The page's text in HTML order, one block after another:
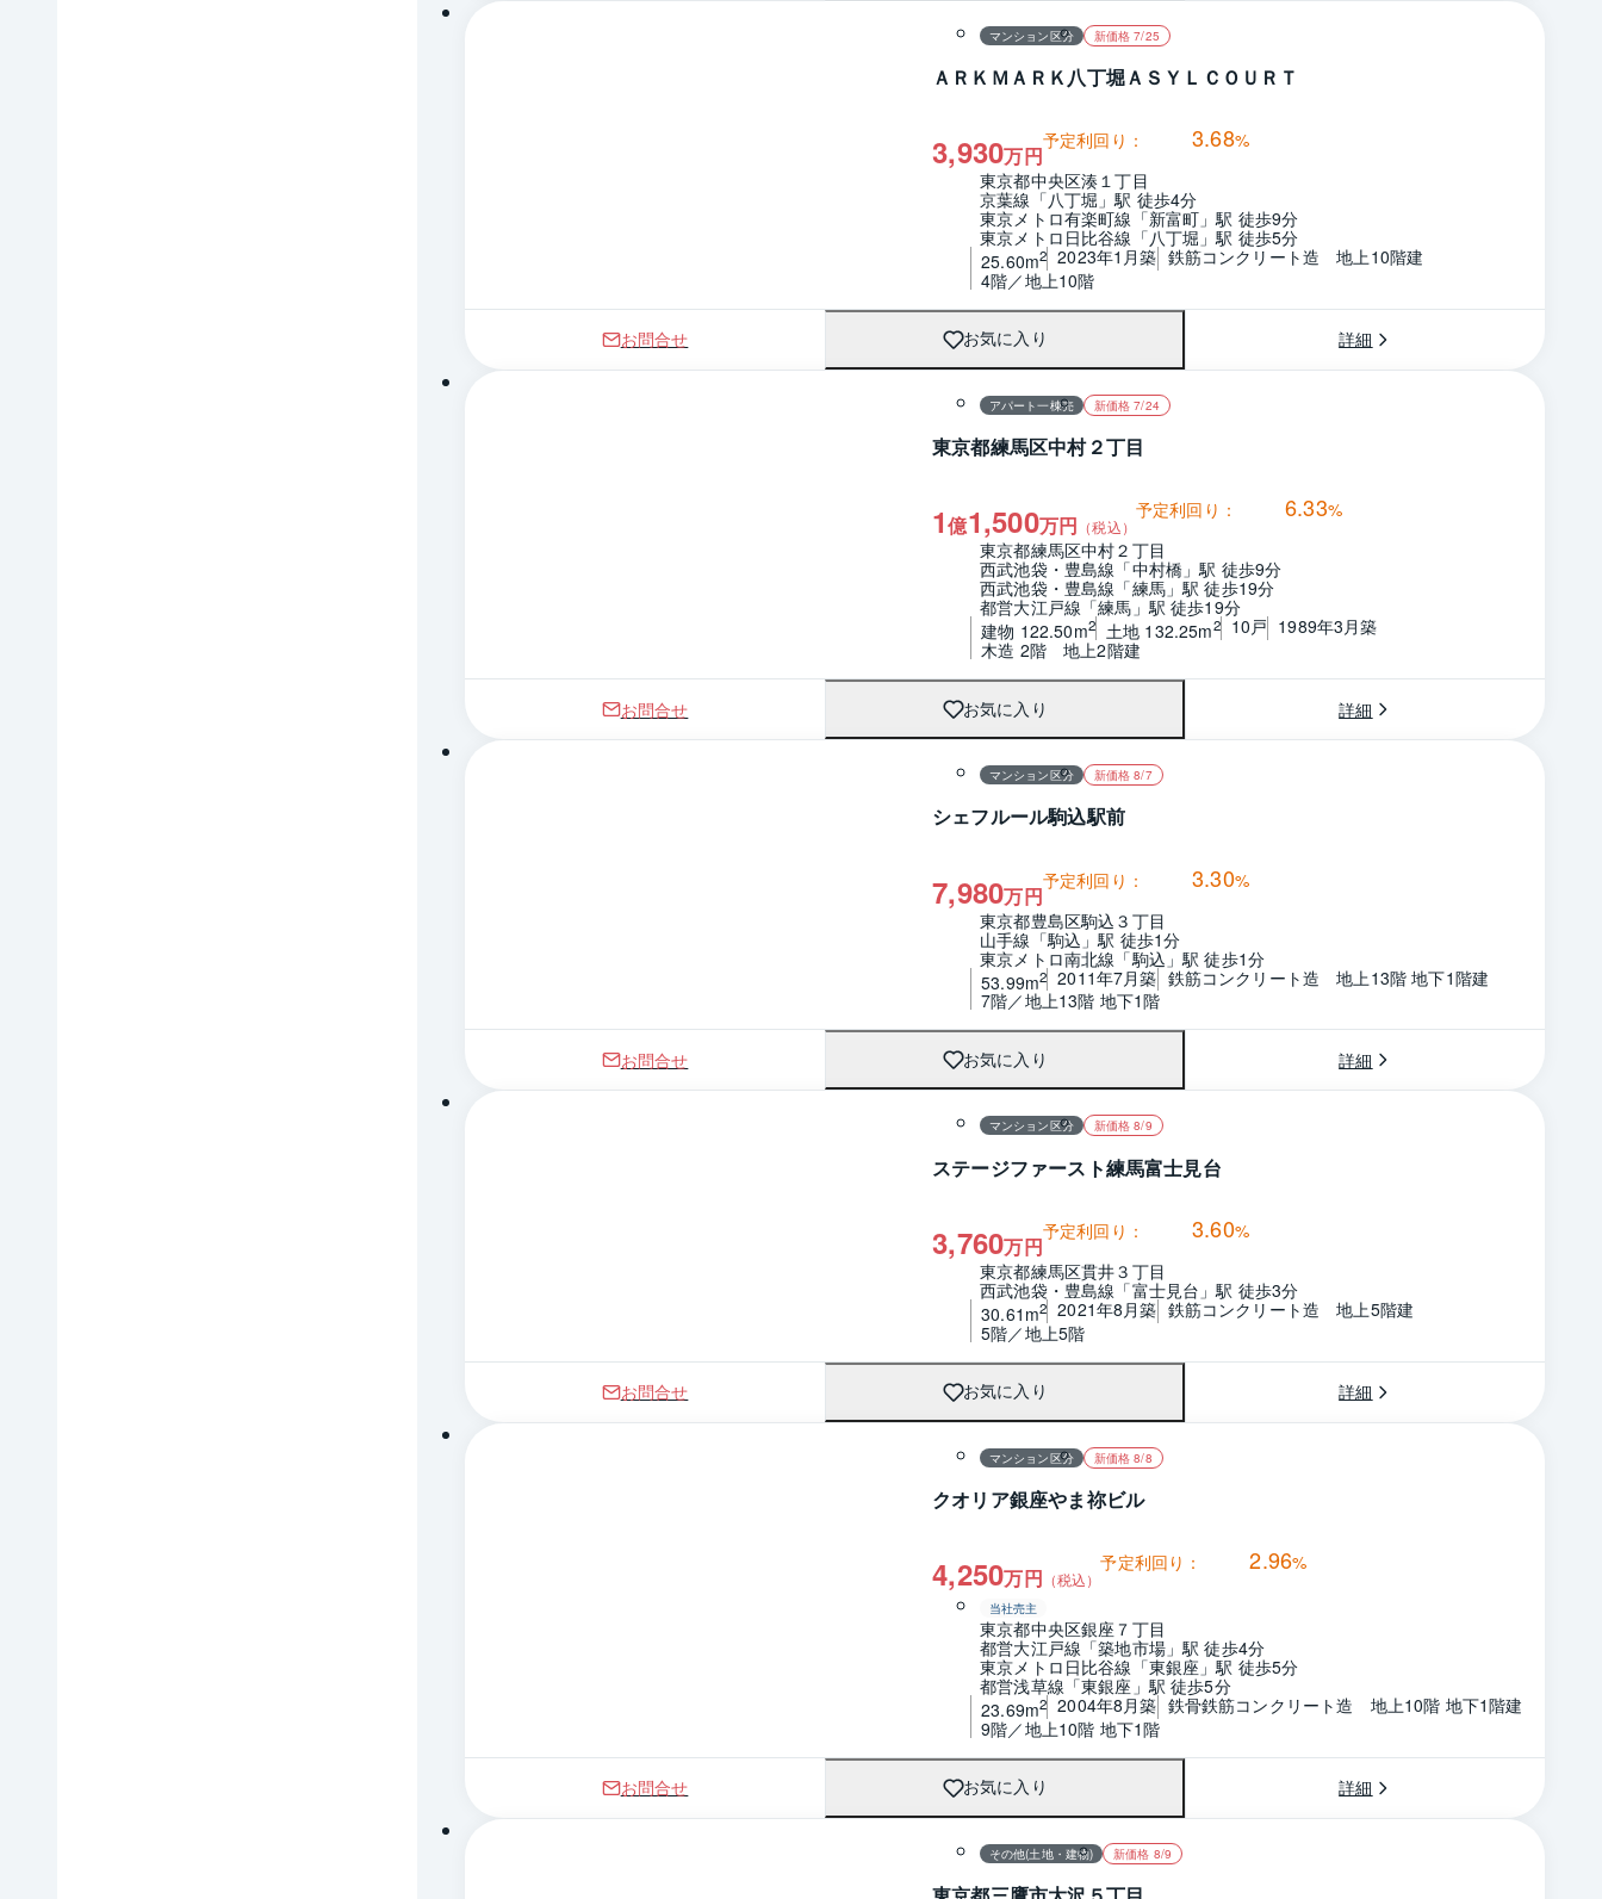
マンション区分 新価格 7/25
ＡＲＫＭＡＲＫ八丁堀ＡＳＹＬＣＯＵＲＴ
3,930万円
予定利回り： 3.68%
東京都中央区湊１丁目
京葉線「八丁堀」駅 徒歩4分
東京メトロ有楽町線「新富町」駅 徒歩9分
東京メトロ日比谷線「八丁堀」駅 徒歩5分
25.60m2 2023年1月築 鉄筋コンクリート造　地上10階建
4階／地上10階
お問合せ お気に入り 詳細
アパート一棟売 新価格 7/24
東京都練馬区中村２丁目
1億1,500万円 （税込）
予定利回り： 6.33%
東京都練馬区中村２丁目
西武池袋・豊島線「中村橋」駅 徒歩9分
西武池袋・豊島線「練馬」駅 徒歩19分
都営大江戸線「練馬」駅 徒歩19分
建物 122.50m2 土地 132.25m2 10戸 1989年3月築
木造 2階　地上2階建
お問合せ お気に入り 詳細
マンション区分 新価格 8/7
シェフルール駒込駅前
7,980万円
予定利回り： 3.30%
東京都豊島区駒込３丁目
山手線「駒込」駅 徒歩1分
東京メトロ南北線「駒込」駅 徒歩1分
53.99m2 2011年7月築 鉄筋コンクリート造　地上13階 地下1階建
7階／地上13階 地下1階
お問合せ お気に入り 詳細
マンション区分 新価格 8/9
ステージファースト練馬富士見台
3,760万円
予定利回り： 3.60%
東京都練馬区貫井３丁目
西武池袋・豊島線「富士見台」駅 徒歩3分
30.61m2 2021年8月築 鉄筋コンクリート造　地上5階建
5階／地上5階
お問合せ お気に入り 詳細
マンション区分 新価格 8/8
クオリア銀座やま祢ビル
4,250万円 （税込）
予定利回り： 2.96%
当社売主
東京都中央区銀座７丁目
都営大江戸線「築地市場」駅 徒歩4分
東京メトロ日比谷線「東銀座」駅 徒歩5分
都営浅草線「東銀座」駅 徒歩5分
23.69m2 2004年8月築 鉄骨鉄筋コンクリート造　地上10階 地下1階建
9階／地上10階 地下1階
お問合せ お気に入り 詳細
その他(土地・建物) 新価格 8/9